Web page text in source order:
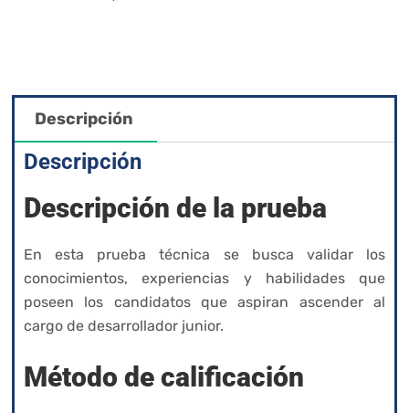
Descripción
Descripción
Descripción de la prueba
En esta prueba técnica se busca validar los
conocimientos, experiencias y habilidades que
poseen los candidatos que aspiran ascender al
cargo de desarrollador junior.
Método de calificación